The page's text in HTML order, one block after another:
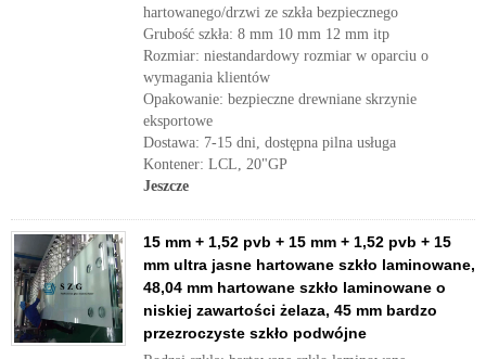
hartowanego/drzwi ze szkła bezpiecznego
Grubość szkła: 8 mm 10 mm 12 mm itp
Rozmiar: niestandardowy rozmiar w oparciu o
wymagania klientów
Opakowanie: bezpieczne drewniane skrzynie
eksportowe
Dostawa: 7-15 dni, dostępna pilna usługa
Kontener: LCL, 20"GP
Jeszcze
15 mm + 1,52 pvb + 15 mm + 1,52 pvb + 15
mm ultra jasne hartowane szkło laminowane,
48,04 mm hartowane szkło laminowane o
niskiej zawartości żelaza, 45 mm bardzo
przezroczyste szkło podwójne